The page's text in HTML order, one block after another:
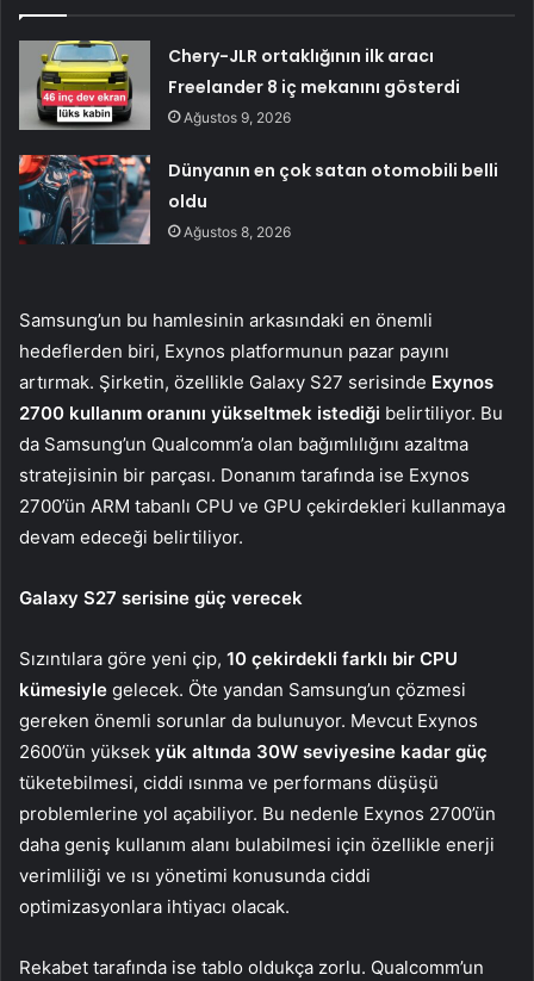
Chery-JLR ortaklığının ilk aracı
Freelander 8 iç mekanını gösterdi
Ağustos 9, 2026
Dünyanın en çok satan otomobili belli
oldu
Ağustos 8, 2026
Samsung’un bu hamlesinin arkasındaki en önemli
hedeflerden biri, Exynos platformunun pazar payını
artırmak. Şirketin, özellikle Galaxy S27 serisinde Exynos
2700 kullanım oranını yükseltmek istediği belirtiliyor. Bu
da Samsung’un Qualcomm’a olan bağımlılığını azaltma
stratejisinin bir parçası. Donanım tarafında ise Exynos
2700’ün ARM tabanlı CPU ve GPU çekirdekleri kullanmaya
devam edeceği belirtiliyor.
Galaxy S27 serisine güç verecek
Sızıntılara göre yeni çip, 10 çekirdekli farklı bir CPU
kümesiyle gelecek. Öte yandan Samsung’un çözmesi
gereken önemli sorunlar da bulunuyor. Mevcut Exynos
2600’ün yüksek yük altında 30W seviyesine kadar güç
tüketebilmesi, ciddi ısınma ve performans düşüşü
problemlerine yol açabiliyor. Bu nedenle Exynos 2700’ün
daha geniş kullanım alanı bulabilmesi için özellikle enerji
verimliliği ve ısı yönetimi konusunda ciddi
optimizasyonlara ihtiyacı olacak.
Rekabet tarafında ise tablo oldukça zorlu. Qualcomm’un